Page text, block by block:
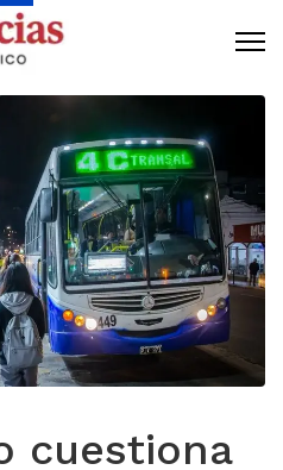
cuestiona